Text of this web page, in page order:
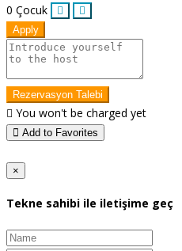
0 Çocuk
Apply
Rezervasyon Talebi
You won't be charged yet
Add to Favorites
×
Tekne sahibi ile iletişime geç